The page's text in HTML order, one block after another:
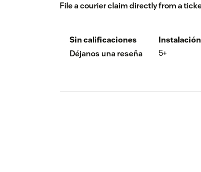
File a courier claim directly from a
Sin calificaciones
Déjanos una reseña
Instalación
5+